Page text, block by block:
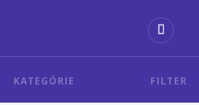
KATEGÓRIE FILTER